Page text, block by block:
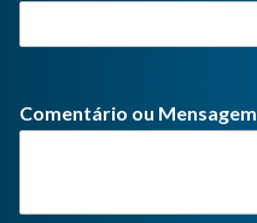
Comentário ou Mensagem